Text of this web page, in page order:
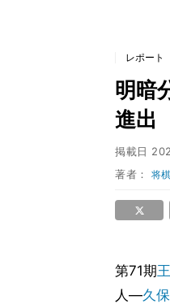
レポート
明暗
進出
掲載日
著者：将
第71期
人―久